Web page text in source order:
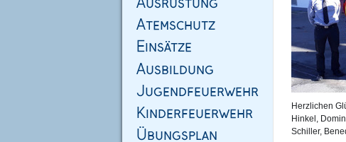
Herzlichen
Hinkel,
Schiller,